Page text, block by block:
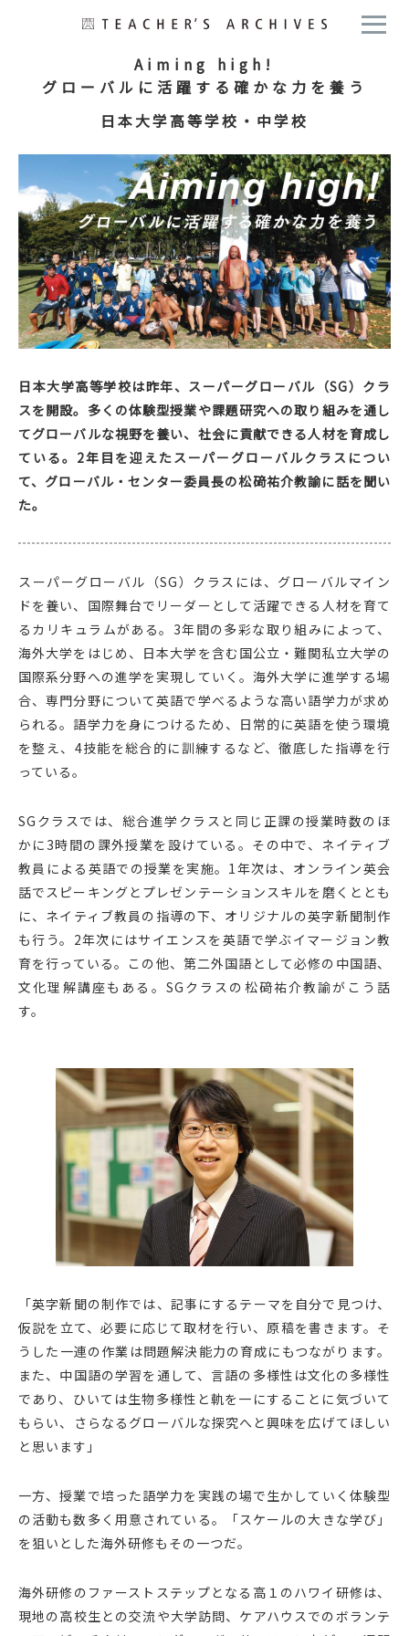
Aiming high!
グローバルに活躍する確かな力を養う
日本大学高等学校・中学校
日本大学高等学校は昨年、スーパーグローバル（SG）クラ
スを開設。多くの体験型授業や課題研究への取り組みを通し
てグローバルな視野を養い、社会に貢献できる人材を育成し
ている。2年目を迎えたスーパーグローバルクラスについ
て、グローバル・センター委員長の松𥔎祐介教諭に話を聞い
た。
スーパーグローバル（SG）クラスには、グローバルマイン
ドを養い、国際舞台でリーダーとして活躍できる人材を育て
るカリキュラムがある。3年間の多彩な取り組みによって、
海外大学をはじめ、日本大学を含む国公立・難関私立大学の
国際系分野への進学を実現していく。海外大学に進学する場
合、専門分野について英語で学べるような高い語学力が求め
られる。語学力を身につけるため、日常的に英語を使う環境
を整え、4技能を総合的に訓練するなど、徹底した指導を行
っている。
SGクラスでは、総合進学クラスと同じ正課の授業時数のほ
かに3時間の課外授業を設けている。その中で、ネイティブ
教員による英語での授業を実施。1年次は、オンライン英会
話でスピーキングとプレゼンテーションスキルを磨くととも
に、ネイティブ教員の指導の下、オリジナルの英字新聞制作
も行う。2年次にはサイエンスを英語で学ぶイマージョン教
育を行っている。この他、第二外国語として必修の中国語、
文化理解講座もある。SGクラスの松𥔎祐介教諭がこう話
す。
「英字新聞の制作では、記事にするテーマを自分で見つけ、
仮説を立て、必要に応じて取材を行い、原稿を書きます。そ
うした一連の作業は問題解決能力の育成にもつながります。
また、中国語の学習を通して、言語の多様性は文化の多様性
であり、ひいては生物多様性と軌を一にすることに気づいて
もらい、さらなるグローバルな探究へと興味を広げてほしい
と思います」
一方、授業で培った語学力を実践の場で生かしていく体験型
の活動も数多く用意されている。「スケールの大きな学び」
を狙いとした海外研修もその一つだ。
海外研修のファーストステップとなる高１のハワイ研修は、
現地の高校生との交流や大学訪問、ケアハウスでのボランテ